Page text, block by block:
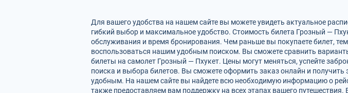
Для вашего удобства на нашем сайте вы можете увидеть актуальное
гибкий выбор и максимальное удобство. Стоимость билета Грозный —
обслуживания и время бронирования. Чем раньше вы покупаете билет,
воспользоваться нашим удобным поиском. Вы сможете сравнить
билеты на самолет Грозный — Пхукет. Цены могут меняться, успейте
поиска и выбора билетов. Вы сможете оформить заказ онлайн и получить
удобным. На нашем сайте вы найдете всю необходимую информацию о
также предоставляем вам поддержку на всех этапах вашего